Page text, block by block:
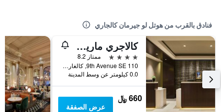
فنادق بالقرب من هوتل لو جيرمان كالجاري
كالاجري ماريوت داونتاون هوتل
4 نجوم
ممتاز 8.2
110 9th Avenue SE, كالغاري, AB, كندا
0.0 كيلومتر عن وسط المدينة
660 ﷼
عرض الصفقة